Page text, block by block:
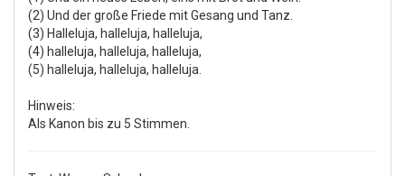
(2) Und der große Friede mit Gesang und Tanz.
(3) Halleluja, halleluja, halleluja,
(4) halleluja, halleluja, halleluja,
(5) halleluja, halleluja, halleluja.
Hinweis:
Als Kanon bis zu 5 Stimmen.